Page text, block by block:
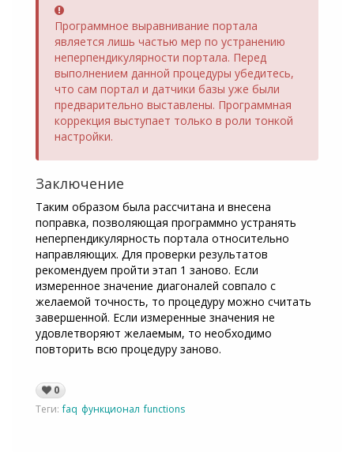
Error
Программное выравнивание портала
является лишь частью мер по устранению
неперпендикулярности портала. Перед
выполнением данной процедуры убедитесь,
что сам портал и датчики базы уже были
предварительно выставлены. Программная
коррекция выступает только в роли тонкой
настройки.
Заключение
Таким образом была рассчитана и внесена
поправка, позволяющая программно устранять
неперпендикулярность портала относительно
направляющих. Для проверки результатов
рекомендуем пройти этап 1 заново. Если
измеренное значение диагоналей совпало с
желаемой точность, то процедуру можно считать
завершенной. Если измеренные значения не
удовлетворяют желаемым, то необходимо
повторить всю процедуру заново.
0
Теги: faq функционал functions